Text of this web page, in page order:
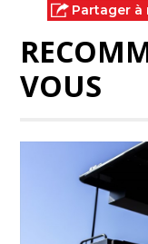
Partager à
VOUS